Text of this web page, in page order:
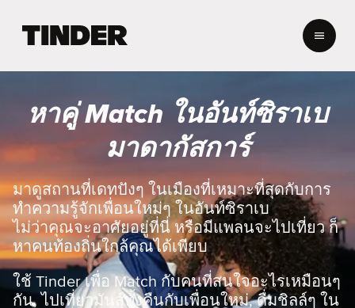
ก
i
d
e
r
หาคู่ Match ในอันท์ซิราเบ
มาดากัสการ์
มาดูสถานที่เดทปังๆ ในเมืองที่เหมาะที่สุดกับการ
ทำความรู้จักเพื่อนใหม่ๆ ในอันท์ซิราเบ
ไม่ว่าคุณจะอาศัยอยู่ที่นี่ หรือมีแพลนจะไปเที่ยว ก็
หาคนท้องถิ่นใกล้คุณได้เพียบ
ใช้ Tinder เพื่อ Match กับคนที่สนใจอะไรเหมือนๆ
กัน, ไปเที่ยวมันส์ทั้งคืนกับเพื่อนใหม่, ดื่มชิลล์ๆ ใน